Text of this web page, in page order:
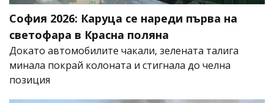
София 2026: Каруца се нареди първа на
светофара в Красна поляна
Докато автомобилите чакали, зелената талига
минала покрай колоната и стигнала до челна
позиция